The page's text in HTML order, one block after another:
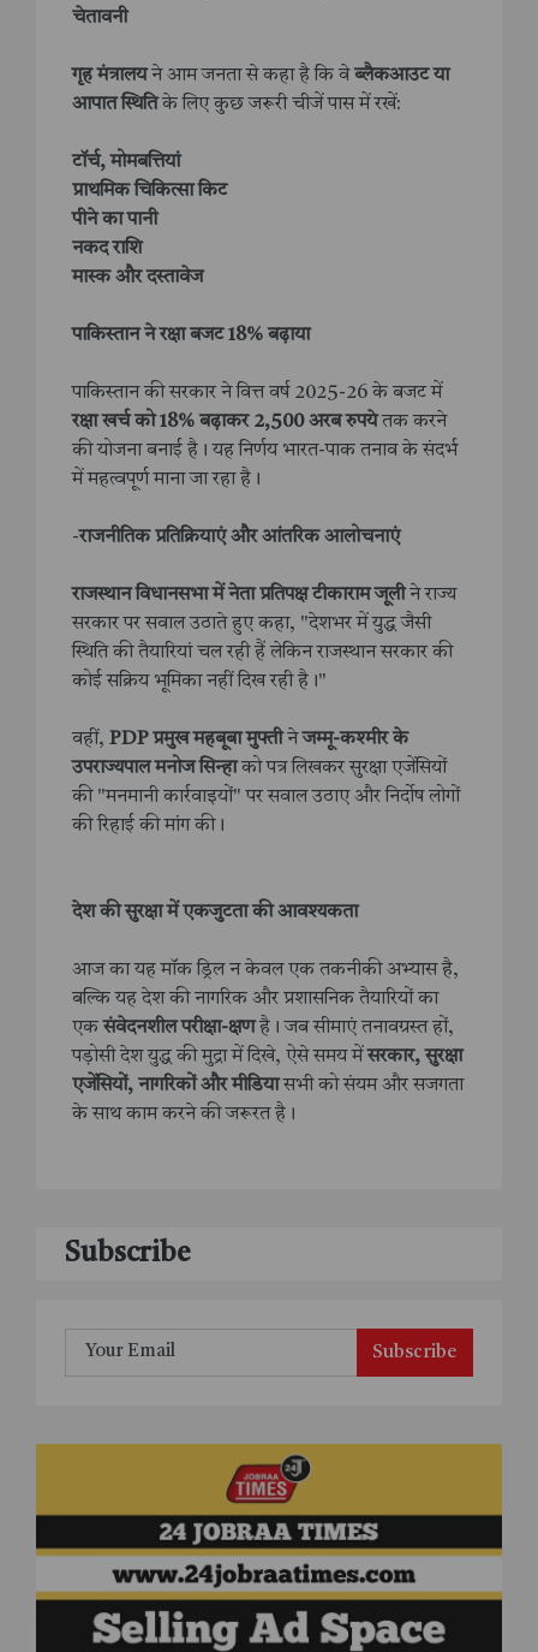
चेतावनी
गृह मंत्रालयने आम जनता से कहा है कि वेब्लैकआउट या
आपात स्थितिके लिए कुछ जरूरी चीजें पास में रखें:
टॉर्च, मोमबत्तियां
प्राथमिक चिकित्सा किट
पीने का पानी
नकद राशि
मास्क और दस्तावेज
पाकिस्तान ने रक्षा बजट 18% बढ़ाया
पाकिस्तान की सरकार ने वित्त वर्ष 2025-26 के बजट में
रक्षा खर्च को 18% बढ़ाकर 2,500 अरब रुपयेतक करने
की योजना बनाई है। यह निर्णय भारत-पाक तनाव के संदर्भ
में महत्वपूर्ण माना जा रहा है।
-राजनीतिक प्रतिक्रियाएं और आंतरिक आलोचनाएं
राजस्थान विधानसभा में नेता प्रतिपक्ष टीकाराम जूलीने राज्य
सरकार पर सवाल उठाते हुए कहा, "देशभर में युद्ध जैसी
स्थिति की तैयारियां चल रही हैं लेकिन राजस्थान सरकार की
कोई सक्रिय भूमिका नहीं दिख रही है।"
वहीं, PDP प्रमुख महबूबा मुफ्तीनेजम्मू-कश्मीर के
उपराज्यपाल मनोज सिन्हाको पत्र लिखकर सुरक्षा एजेंसियों
की "मनमानी कार्रवाइयों" पर सवाल उठाए और निर्दोष लोगों
की रिहाई की मांग की।
देश की सुरक्षा में एकजुटता की आवश्यकता
आज का यह मॉक ड्रिल न केवल एक तकनीकी अभ्यास है,
बल्कि यह देश की नागरिक और प्रशासनिक तैयारियों का
एकसंवेदनशील परीक्षा-क्षणहै। जब सीमाएं तनावग्रस्त हों,
पड़ोसी देश युद्ध की मुद्रा में दिखे, ऐसे समय मेंसरकार, सुरक्षा
एजेंसियों, नागरिकों और मीडियासभी को संयम और सजगता
के साथ काम करने की जरूरत है।
Subscribe
Subscribe